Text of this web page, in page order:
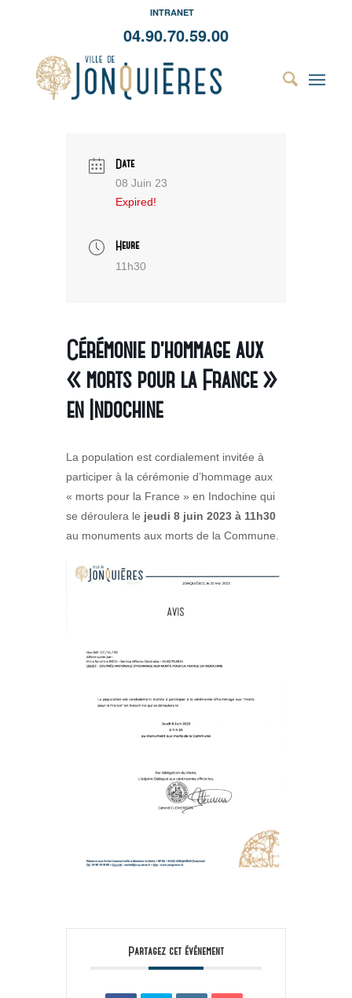
INTRANET
04.90.70.59.00
Date
08 Juin 23
Expired!
Heure
11h30
Cérémonie d’hommage aux
« morts pour la France »
en Indochine
La population est cordialement invitée à
participer à la cérémonie d’hommage aux
« morts pour la France » en Indochine qui
se déroulera le jeudi 8 juin 2023 à 11h30
au monuments aux morts de la Commune.
Partagez cet événement